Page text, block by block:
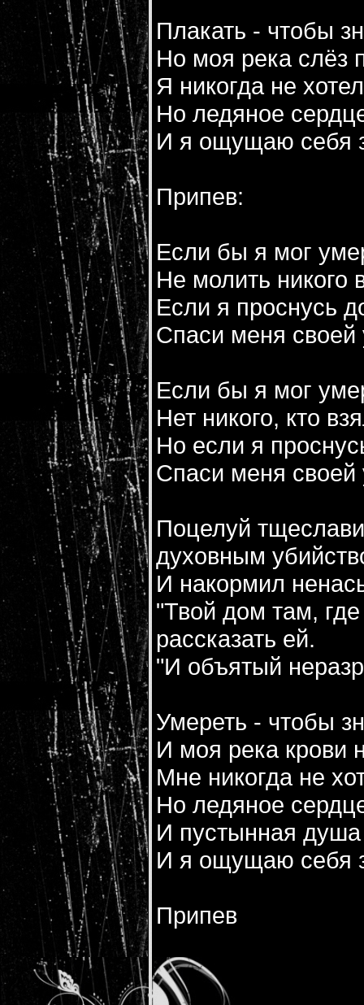
Плакать - чтобы
Но моя река слёз
Я никогда не
Но ледяное
И я ощущаю себя
Припев:
Если бы я мог
Не молить никого
Если я проснусь
Спаси меня своей
Если бы я мог
Нет никого, кто
Но если я
Спаси меня своей
Поцелуй
духовным
И накормил
"Твой дом там,
рассказать ей.
"И объятый
Умереть - чтобы
И моя река крови
Мне никогда не
Но ледяное
И пустынная
И я ощущаю себя
Припев